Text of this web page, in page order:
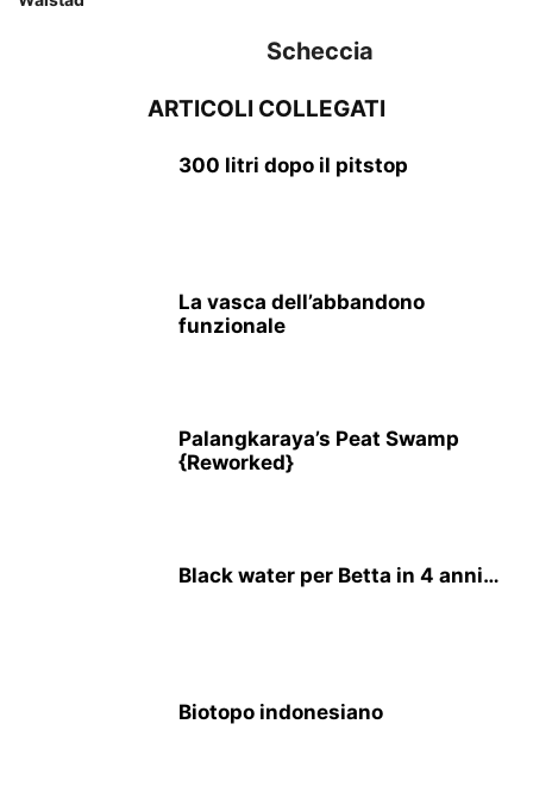
Scheccia
ARTICOLI COLLEGATI
300 litri dopo il pitstop
La vasca dell’abbandono
funzionale
Palangkaraya’s Peat Swamp
{Reworked}
Black water per Betta in 4 anni…
Biotopo indonesiano